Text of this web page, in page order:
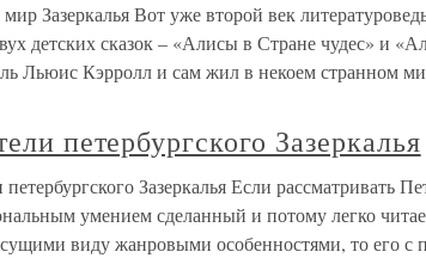
Зазеркалья Вот уже второй век
детских сказок – «Алисы в Стране чудес» и
Льюис Кэрролл и сам жил в некоем странном
петербургского Зазеркалья
Зазеркалья Если рассматривать
умением сделанный и потому легко
виду жанровыми особенностями, то его